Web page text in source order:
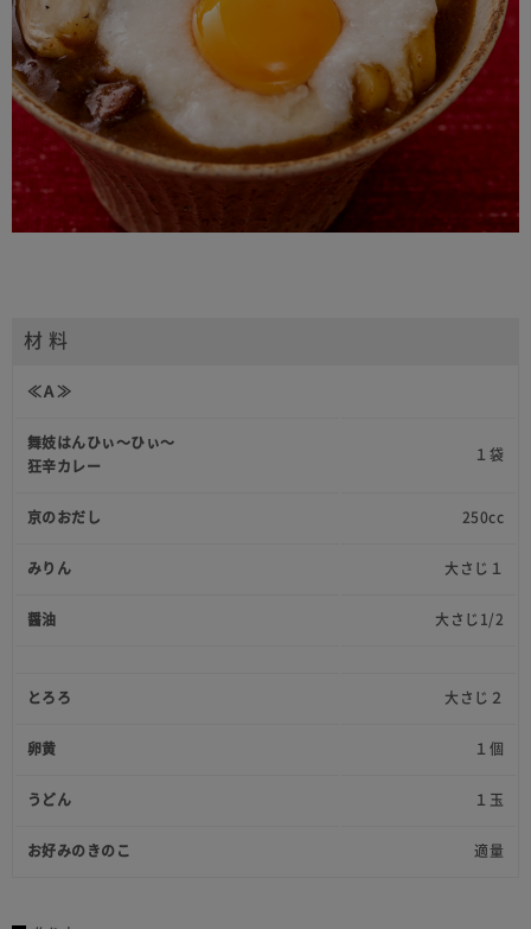
材 料
≪Ａ≫
舞妓はんひぃ～ひぃ～
狂辛カレー
１袋
京のおだし 250cc
みりん 大さじ１
醤油 大さじ1/2
とろろ 大さじ２
卵黄 １個
うどん １玉
お好みのきのこ 適量